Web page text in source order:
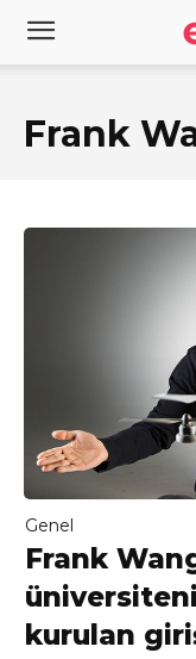
Frank
Genel
Frank
kurulan